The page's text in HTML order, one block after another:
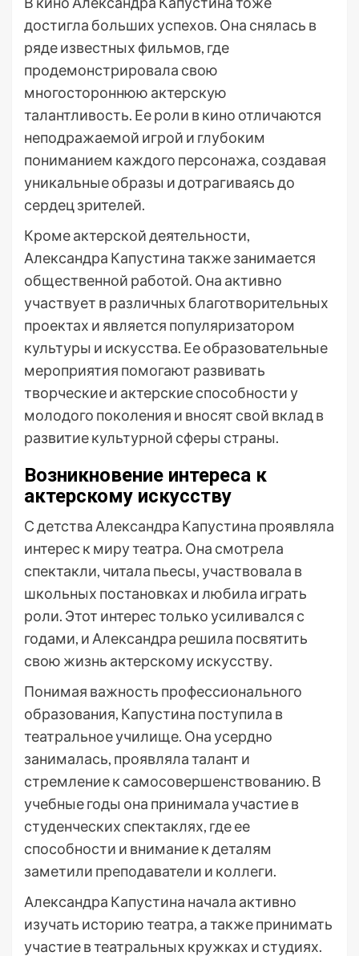
достигла больших успехов. Она снялась в
ряде известных фильмов, где
продемонстрировала свою
многостороннюю актерскую
талантливость. Ее роли в кино отличаются
неподражаемой игрой и глубоким
пониманием каждого персонажа, создавая
уникальные образы и дотрагиваясь до
сердец зрителей.
Кроме актерской деятельности,
Александра Капустина также занимается
общественной работой. Она активно
участвует в различных благотворительных
проектах и является популяризатором
культуры и искусства. Ее образовательные
мероприятия помогают развивать
творческие и актерские способности у
молодого поколения и вносят свой вклад в
развитие культурной сферы страны.
Возникновение интереса к
актерскому искусству
С детства Александра Капустина проявляла
интерес к миру театра. Она смотрела
спектакли, читала пьесы, участвовала в
школьных постановках и любила играть
роли. Этот интерес только усиливался с
годами, и Александра решила посвятить
свою жизнь актерскому искусству.
Понимая важность профессионального
образования, Капустина поступила в
театральное училище. Она усердно
занималась, проявляла талант и
стремление к самосовершенствованию. В
учебные годы она принимала участие в
студенческих спектаклях, где ее
способности и внимание к деталям
заметили преподаватели и коллеги.
Александра Капустина начала активно
изучать историю театра, а также принимать
участие в театральных кружках и студиях.